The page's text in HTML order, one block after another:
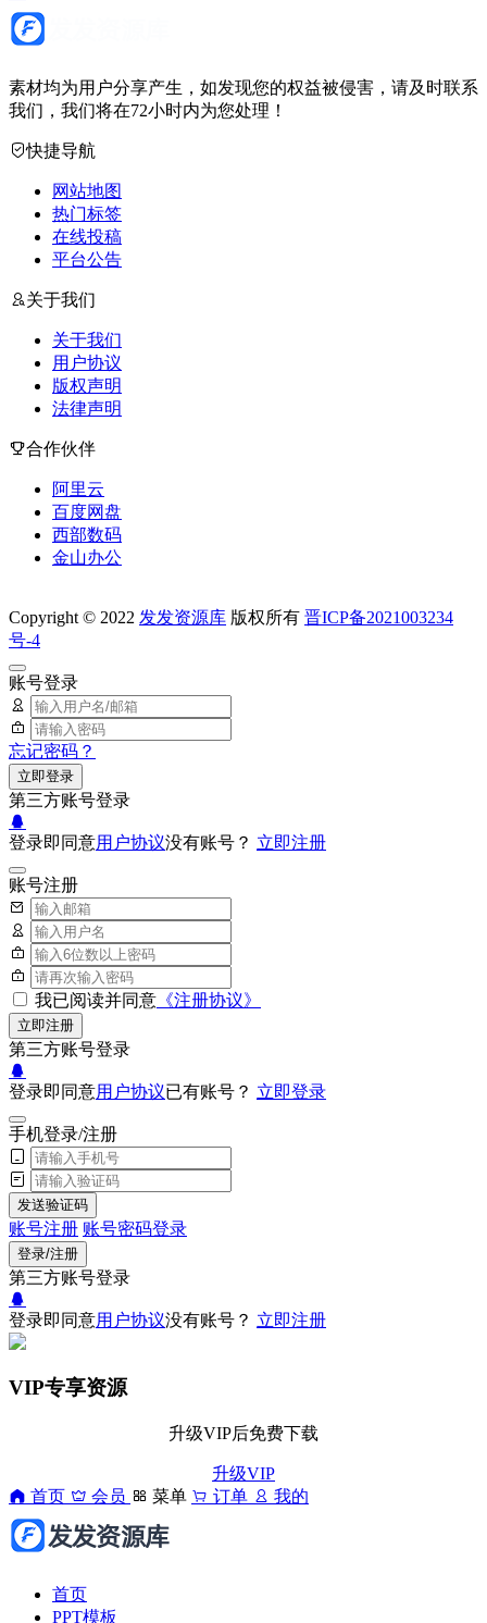
素材均为用户分享产生，如发现您的权益被侵害，请及时联系
我们，我们将在72小时内为您处理！
快捷导航
网站地图
热门标签
在线投稿
平台公告
关于我们
关于我们
用户协议
版权声明
法律声明
合作伙伴
阿里云
百度网盘
西部数码
金山办公
Copyright © 2022 发发资源库 版权所有 晋ICP备2021003234
号-4
账号登录
忘记密码？
立即登录
第三方账号登录
登录即同意用户协议没有账号？ 立即注册
账号注册
我已阅读并同意 《注册协议》
立即注册
第三方账号登录
登录即同意用户协议已有账号？ 立即登录
手机登录/注册
发送验证码
账号注册 账号密码登录
登录/注册
第三方账号登录
登录即同意用户协议没有账号？ 立即注册
VIP专享资源
升级VIP后免费下载
升级VIP
首页
会员 菜单 订单 我的
首页
PPT模板